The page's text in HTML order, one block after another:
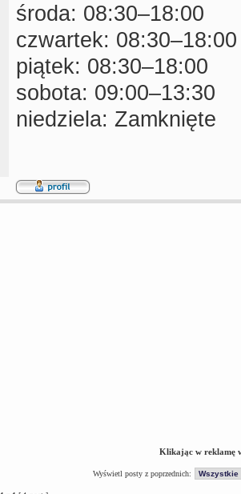
środa: 08:30–18:00
czwartek: 08:30–18:00
piątek: 08:30–18:00
sobota: 09:00–13:30
niedziela: Zamknięte
Klikając w reklamę
Wyświetl posty z poprzednich: